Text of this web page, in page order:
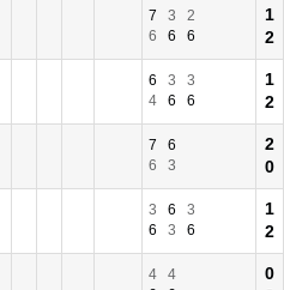
7 3
2
6
6 6
1
2
6 3
3
4
6 6
1
2
7
6
6
3
2
0
3 6
3
6
3 6
1
2
4
4
0